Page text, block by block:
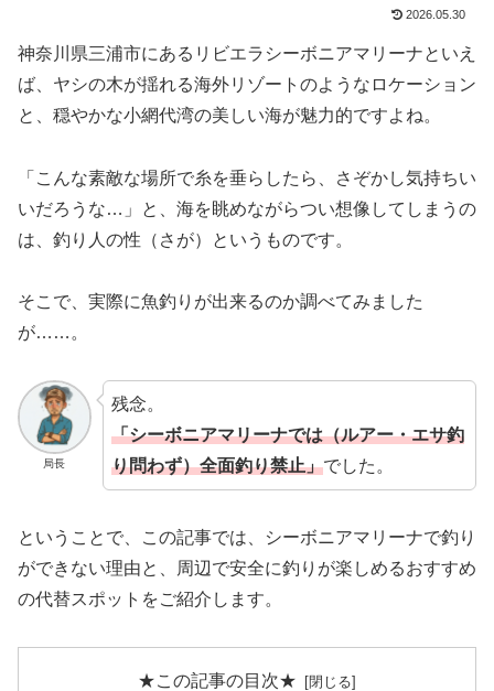
2026.05.30
神奈川県三浦市にあるリビエラシーボニアマリーナといえ
ば、ヤシの木が揺れる海外リゾートのようなロケーション
と、穏やかな小網代湾の美しい海が魅力的ですよね。
「こんな素敵な場所で糸を垂らしたら、さぞかし気持ちい
いだろうな…」と、海を眺めながらつい想像してしまうの
は、釣り人の性（さが）というものです。
そこで、実際に魚釣りが出来るのか調べてみました
が……。
局長
残念。
「シーボニアマリーナでは（ルアー・エサ釣
り問わず）全面釣り禁止」でした。
ということで、この記事では、シーボニアマリーナで釣り
ができない理由と、周辺で安全に釣りが楽しめるおすすめ
の代替スポットをご紹介します。
★この記事の目次★